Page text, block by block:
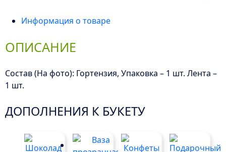
Информация о товаре
ОПИСАНИЕ
Состав (На фото): Гортензия, Упаковка – 1 шт. Лента –
1 шт.
ДОПОЛНЕНИЯ К БУКЕТУ